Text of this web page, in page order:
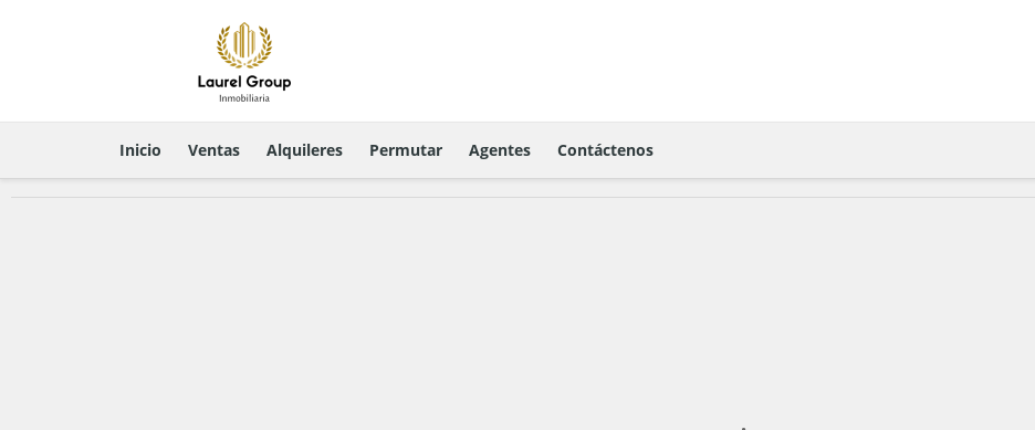
Inicio Ventas Alquileres Permutar Agentes Contáctenos